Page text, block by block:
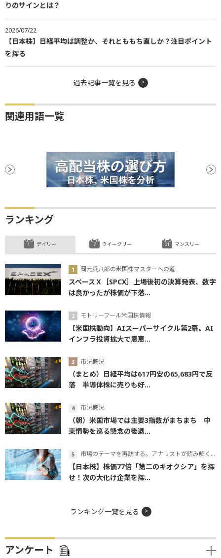
りのサインとは？
2026/07/22
【日本株】日経平均は調整か、それとももち直しか？注目ポイント
を探る
過去記事一覧を見る
関連用語一覧
ランキング
デイリー
岡元兵八郎の米国株マスターへの道
スペースＸ［SPCX］上場後初の決算発表、数字
は良かったが株価が下落...
モトリーフール米国株情報
【米国株動向】AIスーパーサイクル第2幕、AI
インフラ投資拡大で恩恵...
市況概況
（まとめ）日経平均は617円安の65,683円で反
落 半導体株に売りも好...
市況概況
（朝）米国市場では主要3指数がまちまち 中
東情勢を巡る懸念の後退...
市場のテーマを再訪する。アナリストが読み解くテーマの本質
【日本株】株価77倍「第二のキオクシア」を探
せ！次の大化け企業を探...
ウイークリー マンスリー
ランキング一覧を見る
アンケート